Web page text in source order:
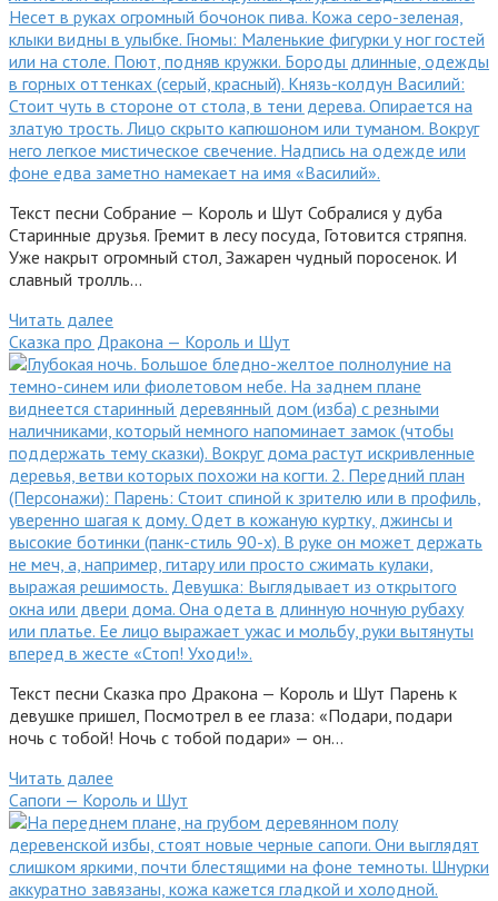
Текст песни Собрание — Король и Шут Собралися у дуба
Старинные друзья. Гремит в лесу посуда, Готовится стряпня.
Уже накрыт огромный стол, Зажарен чудный поросенок. И
славный тролль…
Читать далее
Сказка про Дракона — Король и Шут
Текст песни Сказка про Дракона — Король и Шут Парень к
девушке пришел, Посмотрел в ее глаза: «Подари, подари
ночь с тобой! Ночь с тобой подари» — он…
Читать далее
Сапоги — Король и Шут